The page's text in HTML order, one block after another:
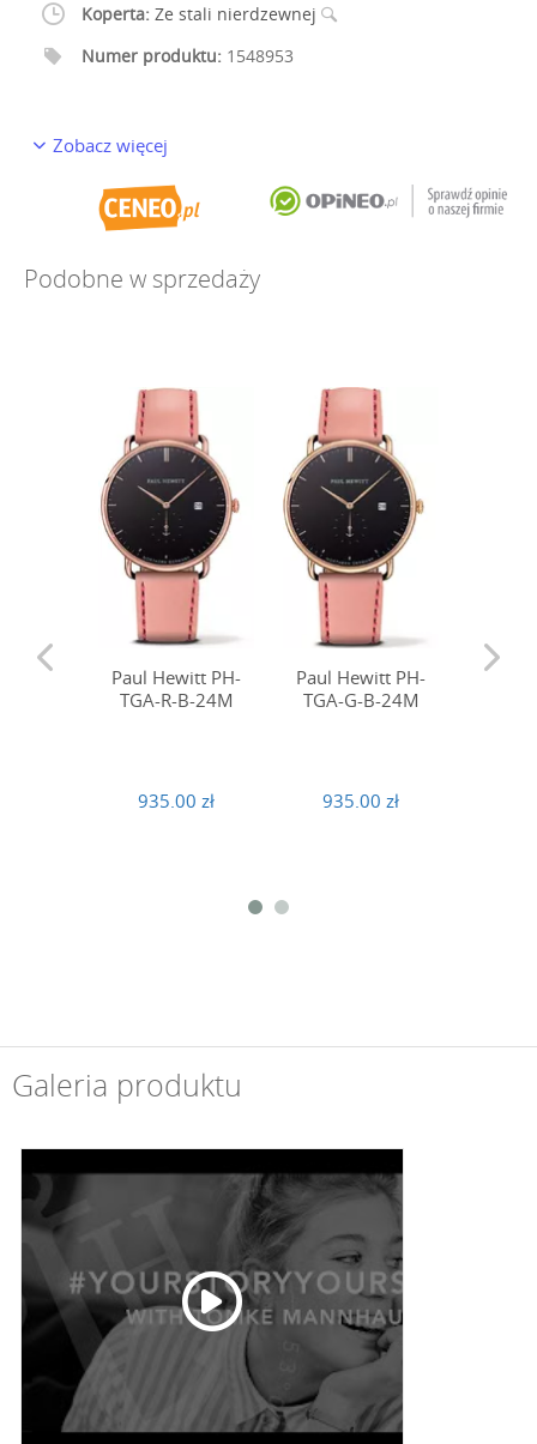
Koperta: Ze stali nierdzewnej
Numer produktu: 1548953
Zobacz więcej
Podobne w sprzedaży
Paul Hewitt PH-
TGA-R-B-24M
935.00 zł
Paul Hewitt PH-
TGA-G-B-24M
935.00 zł
Galeria produktu